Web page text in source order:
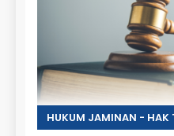
HUKUM JAMINAN - HAK